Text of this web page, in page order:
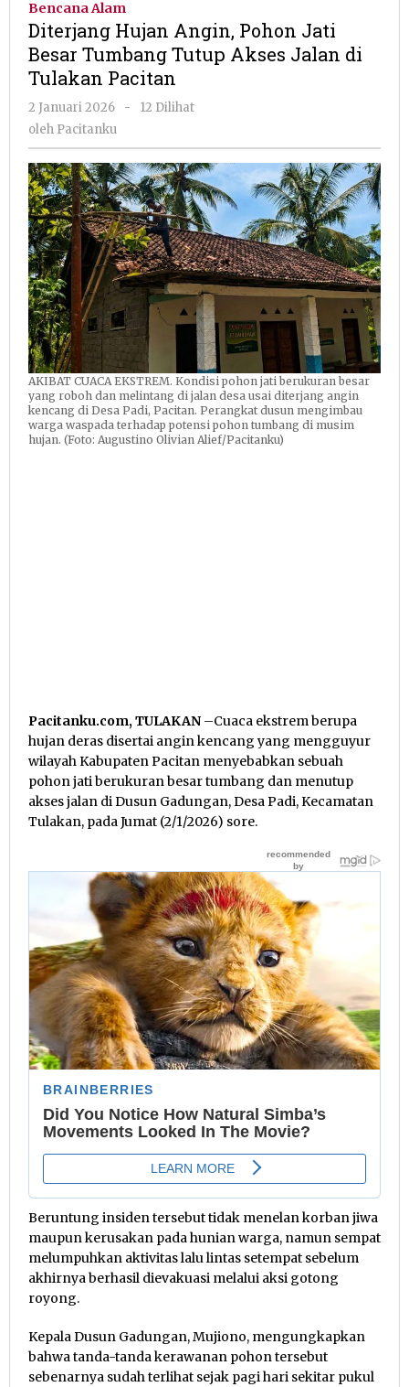
Besar
di
Tulakan
Pacitan
Bencana Alam
Diterjang Hujan Angin, Pohon Jati
Besar Tumbang Tutup Akses Jalan di
Tulakan Pacitan
2 Januari 2026
oleh
-
12 Dilihat
oleh Pacitanku
AKIBAT CUACA EKSTREM. Kondisi pohon jati berukuran besar
yang roboh dan melintang di jalan desa usai diterjang angin
kencang di Desa Padi, Pacitan. Perangkat dusun mengimbau
warga waspada terhadap potensi pohon tumbang di musim
hujan. (Foto: Augustino Olivian Alief/Pacitanku)
Pacitanku.com, TULAKAN –Cuaca ekstrem berupa
hujan deras disertai angin kencang yang mengguyur
wilayah Kabupaten Pacitan menyebabkan sebuah
pohon jati berukuran besar tumbang dan menutup
akses jalan di Dusun Gadungan, Desa Padi, Kecamatan
Tulakan, pada Jumat (2/1/2026) sore.
Beruntung insiden tersebut tidak menelan korban jiwa
maupun kerusakan pada hunian warga, namun sempat
melumpuhkan aktivitas lalu lintas setempat sebelum
akhirnya berhasil dievakuasi melalui aksi gotong
royong.
Kepala Dusun Gadungan, Mujiono, mengungkapkan
bahwa tanda-tanda kerawanan pohon tersebut
sebenarnya sudah terlihat sejak pagi hari sekitar pukul